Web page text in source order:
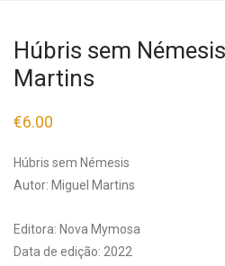
Húbris sem
Martins
€6.00
Húbris sem Némesis
Autor: Miguel Martins
Editora: Nova Mymosa
Data de edição: 2022